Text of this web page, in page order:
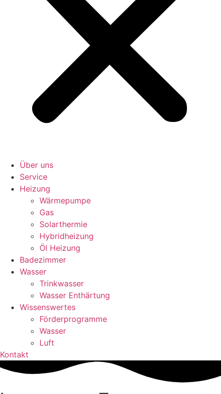
Über uns
Service
Heizung
Wärmepumpe
Gas
Solarthermie
Hybridheizung
Öl Heizung
Badezimmer
Wasser
Trinkwasser
Wasser Enthärtung
Wissenswertes
Förderprogramme
Wasser
Luft
Kontakt